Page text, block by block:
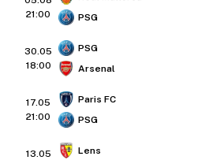
21:00
PSG
30.05
18:00
PSG
Arsenal
17.05
21:00
Paris FC
PSG
13.05
Lens